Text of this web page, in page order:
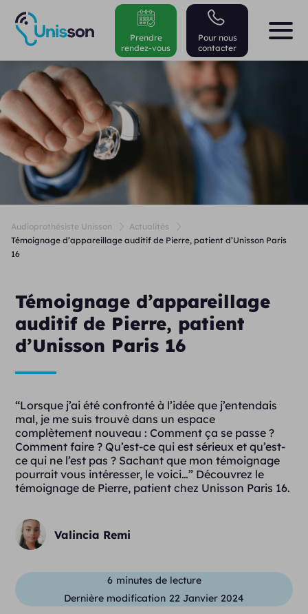
Pour nous
contacter
Prendre
rendez-vous
Audioprothésiste Unisson
Actualités
Témoignage d’appareillage auditif de Pierre, patient d’Unisson Paris
16
Témoignage d’appareillage
auditif de Pierre, patient
d’Unisson Paris 16
“Lorsque j’ai été confronté à l’idée que j’entendais
mal, je me suis trouvé dans un espace
complètement nouveau : Comment ça se passe ?
Comment faire ? Qu’est-ce qui est sérieux et qu’est-
ce qui ne l’est pas ? Sachant que mon témoignage
pourrait vous intéresser, le voici…” Découvrez le
témoignage de Pierre, patient chez Unisson Paris 16.
Valincia Remi
6 minutes de lecture
Dernière modification 22 Janvier 2024